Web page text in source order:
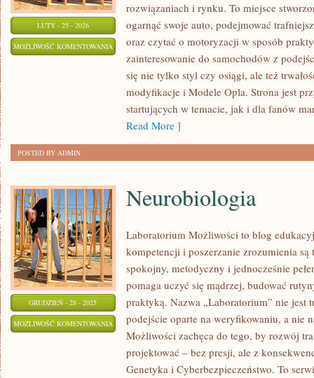
LUTY - 25 - 2026
MOŻLIWOŚĆ KOMENTOWANIA PORADY
WŁAŚCICIELI
rozwiązaniach i rynku. To miejsce
ogarnąć swoje auto, podejmować
oraz czytać o motoryzacji w sposób
zainteresowanie do samochodów z
się nie tylko styl czy osiągi, ale też
modyfikacje i Modele Opla. Strona jest
startujących w temacie, jak i dla fanów
Read More ]
POSTED BY ADMIN
GRUDZIEŃ - 28 - 2025
MOŻLIWOŚĆ KOMENTOWANIA NEUROBIOLOGIA
Neurobiologia
Laboratorium Możliwości to blog
kompetencji i poszerzanie zrozumienia są
spokojny, metodyczny i jednocześnie
pomaga uczyć się mądrzej, budować
praktyką. Nazwa „Laboratorium” nie jest
podejście oparte na weryfikowaniu, a nie
Możliwości zachęca do tego, by rozwój
projektować – bez presji, ale z
Genetyka i Cyberbezpieczeństwo. To